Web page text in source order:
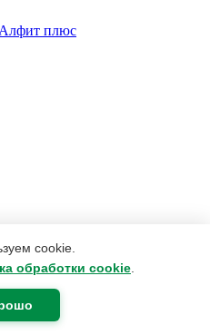
cookie.
обработки cookie
Алфит плюс